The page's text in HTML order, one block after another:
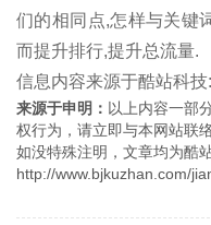
们的相同点,怎样与关键
而提升排行,提升总流量.
信息内容来源于酷站科技:
来源于申明： 以上内容一部
权行为，请立即与本网站联
如没特殊注明，文章均为酷
http://www.bjkuzhan.com/